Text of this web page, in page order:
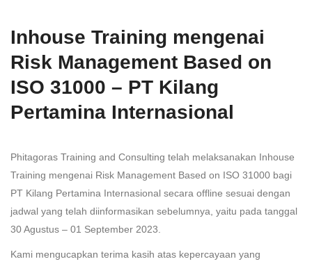
Inhouse Training mengenai
Risk Management Based on
ISO 31000 – PT Kilang
Pertamina Internasional
Phitagoras Training and Consulting telah melaksanakan Inhouse
Training mengenai Risk Management Based on ISO 31000 bagi
PT Kilang Pertamina Internasional secara offline sesuai dengan
jadwal yang telah diinformasikan sebelumnya, yaitu pada tanggal
30 Agustus – 01 September 2023.
Kami mengucapkan terima kasih atas kepercayaan yang